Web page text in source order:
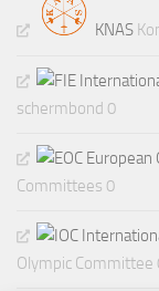
KNAS
schermbond 0
Committees 0
Olympic Committee